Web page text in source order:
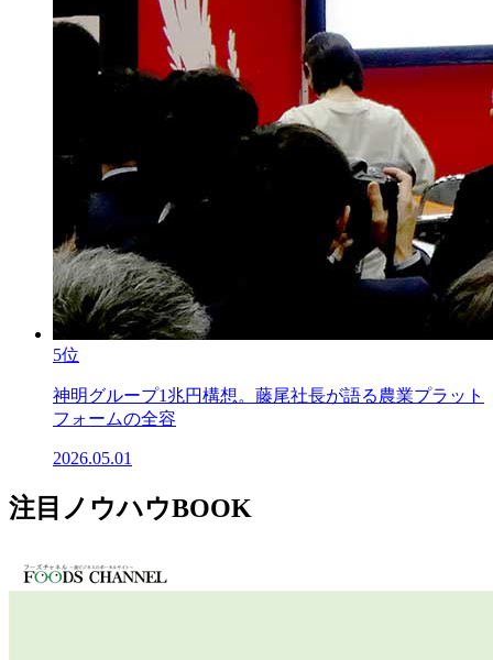
5位
神明グループ1兆円構想。藤尾社長が語る農業プラット
フォームの全容
2026.05.01
注目ノウハウBOOK